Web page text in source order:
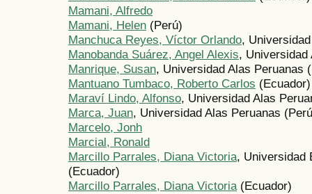
Mamani, Alfredo
Mamani, Helen (Perú)
Manchuca Reyes, Víctor Orlando,
Manobanda Suárez, Angel Alexis, Universidad
Manrique, Susan, Universidad Alas Peruanas
Mantuano Tumbaco, Roberto Carlos (Ecuador)
Maraví Lindo, Alfonso, Universidad Alas
Marca, Juan, Universidad Alas Peruanas
Marcelo, Jonh
Marcial, Ronald
Marcillo Parrales, Diana Victoria, Universidad
(Ecuador)
Marcillo Parrales, Diana Victoria(Ecuador)